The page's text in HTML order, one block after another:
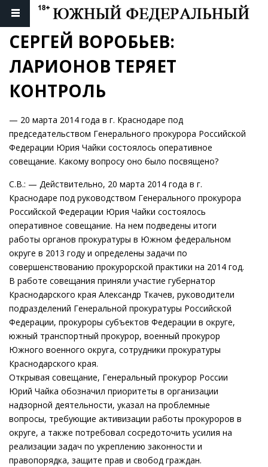
СЕРГЕЙ ВОРОБЬЕВ:
ЛАРИОНОВ ТЕРЯЕТ
КОНТРОЛЬ
— 20 марта 2014 года в г. Краснодаре под
председательством Генерального прокурора Российской
Федерации Юрия Чайки состоялось оперативное
совещание. Какому вопросу оно было посвящено?
С.В.: — Действительно, 20 марта 2014 года в г.
Краснодаре под руководством Генерального прокурора
Российской Федерации Юрия Чайки состоялось
оперативное совещание. На нем подведены итоги
работы органов прокуратуры в Южном федеральном
округе в 2013 году и определены задачи по
совершенствованию прокурорской практики на 2014 год.
В работе совещания приняли участие губернатор
Краснодарского края Александр Ткачев, руководители
подразделений Генеральной прокуратуры Российской
Федерации, прокуроры субъектов Федерации в округе,
южный транспортный прокурор, военный прокурор
Южного военного округа, сотрудники прокуратуры
Краснодарского края.
Открывая совещание, Генеральный прокурор России
Юрий Чайка обозначил приоритеты в организации
надзорной деятельности, указал на проблемные
вопросы, требующие активизации работы прокуроров в
округе, а также потребовал сосредоточить усилия на
реализации задач по укреплению законности и
правопорядка, защите прав и свобод граждан.